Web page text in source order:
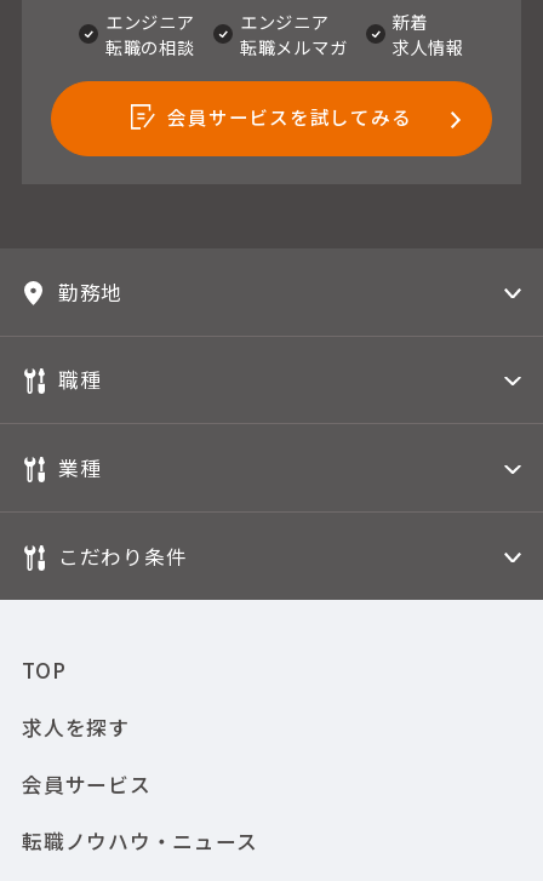
エンジニア
転職の相談
エンジニア
転職メルマガ
新着
求人情報
会員サービスを試してみる
勤務地
職種
業種
こだわり条件
TOP
求人を探す
会員サービス
転職ノウハウ・ニュース